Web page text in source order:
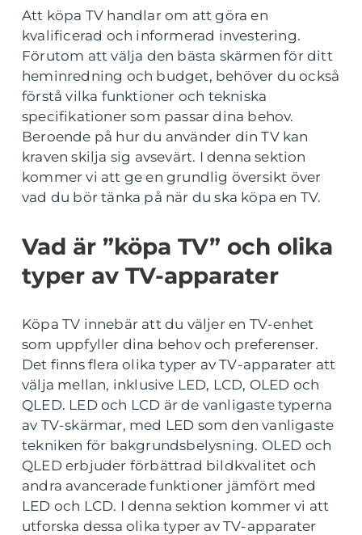
Att köpa TV handlar om att göra en
kvalificerad och informerad investering.
Förutom att välja den bästa skärmen för ditt
heminredning och budget, behöver du också
förstå vilka funktioner och tekniska
specifikationer som passar dina behov.
Beroende på hur du använder din TV kan
kraven skilja sig avsevärt. I denna sektion
kommer vi att ge en grundlig översikt över
vad du bör tänka på när du ska köpa en TV.
Vad är ”köpa TV” och olika
typer av TV-apparater
Köpa TV innebär att du väljer en TV-enhet
som uppfyller dina behov och preferenser.
Det finns flera olika typer av TV-apparater att
välja mellan, inklusive LED, LCD, OLED och
QLED. LED och LCD är de vanligaste typerna
av TV-skärmar, med LED som den vanligaste
tekniken för bakgrundsbelysning. OLED och
QLED erbjuder förbättrad bildkvalitet och
andra avancerade funktioner jämfört med
LED och LCD. I denna sektion kommer vi att
utforska dessa olika typer av TV-apparater